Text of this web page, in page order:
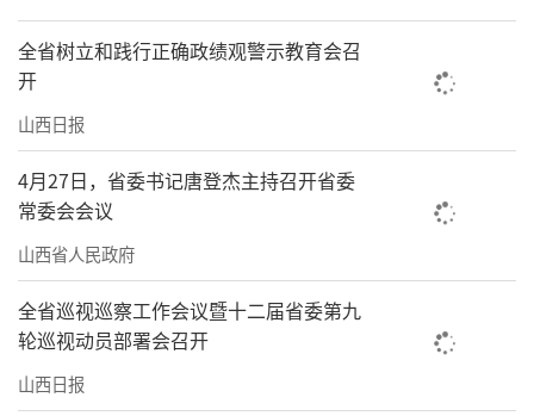
个，建立山西中药炮制技术数据库，并完成纪
录片《老药工讲药》拍摄。
经方扶阳山西省重点实验室依托山西省中
西医结合医院建设，致力于运用经方治疗重大
慢性病和疑难病症。“传承不泥古，创新不离
宗。”山西省中西医结合医院副院长冯振宇教
授介绍，实验室分类采集古今经方医案，建立
《伤寒杂病论》《金匮要略》所载经方、方证
研究相关文献数据库和现代循证研究资料数据
库，并深入基层建成赵杰名老中医药传承工作
全省树立和践行正确政绩观警示教育会召
开
山西日报
4月27日，省委书记唐登杰主持召开省委
常委会会议
山西省人民政府
全省巡视巡察工作会议暨十二届省委第九
轮巡视动员部署会召开
山西日报